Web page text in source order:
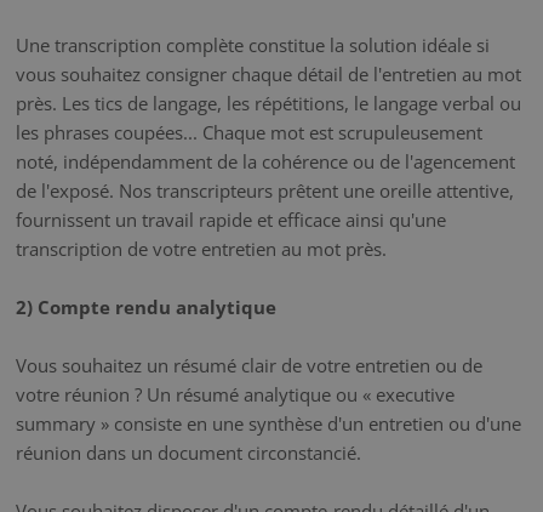
Une transcription complète constitue la solution idéale si
vous souhaitez consigner chaque détail de l'entretien au mot
près. Les tics de langage, les répétitions, le langage verbal ou
les phrases coupées... Chaque mot est scrupuleusement
noté, indépendamment de la cohérence ou de l'agencement
de l'exposé. Nos transcripteurs prêtent une oreille attentive,
fournissent un travail rapide et efficace ainsi qu'une
transcription de votre entretien au mot près.
2) Compte rendu analytique
Vous souhaitez un résumé clair de votre entretien ou de
votre réunion ? Un résumé analytique ou « executive
summary » consiste en une synthèse d'un entretien ou d'une
réunion dans un document circonstancié.